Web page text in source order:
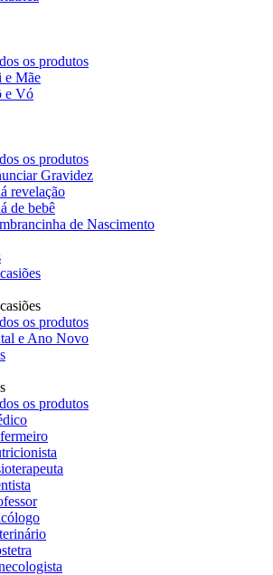
os produtos
e Mãe
e Vó
os produtos
Gravidez
revelação
de bebê
de Nascimento
os produtos
e Ano Novo
os produtos